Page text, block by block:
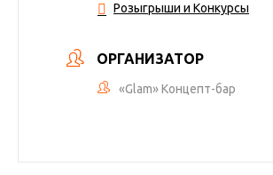
Розыгрыши и Конкурсы
ОРГАНИЗАТОР
«Glam» Концепт-бар